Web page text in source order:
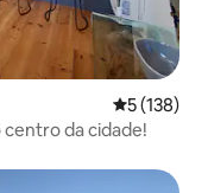
5 de uma
5 (138)
da cidade!